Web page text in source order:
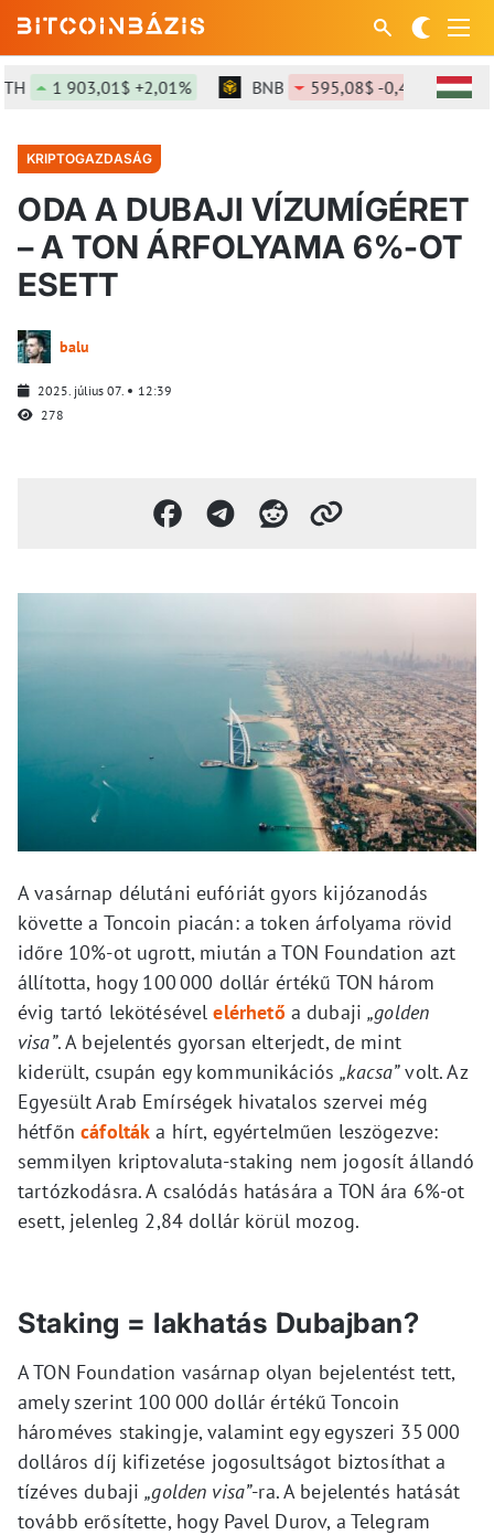
1 903,01$ +2,01% BNB 595,08$ -0,49%
KRIPTOGAZDASÁG
ODA A DUBAJI VÍZUMÍGÉRET
– A TON ÁRFOLYAMA 6%-OT
ESETT
balu
2025. július 07.
12:39
278
A vasárnap délutáni eufóriát gyors kijózanodás
követte a Toncoin piacán: a token árfolyama rövid
időre 10%-ot ugrott, miután a TON Foundation azt
állította, hogy 100 000 dollár értékű TON három
évig tartó lekötésévelelérhető a dubaji„golden
visa”. A bejelentés gyorsan elterjedt, de mint
kiderült, csupán egy kommunikációs„kacsa”volt. Az
Egyesült Arab Emírségek hivatalos szervei még
hétfőncáfolták a hírt, egyértelműen leszögezve:
semmilyen kriptovaluta-staking nem jogosít állandó
tartózkodásra. A csalódás hatására a TON ára 6%-ot
esett, jelenleg 2,84 dollár körül mozog.
Staking = lakhatás Dubajban?
A TON Foundation vasárnap olyan bejelentést tett,
amely szerint 100 000 dollár értékű Toncoin
hároméves stakingje, valamint egy egyszeri 35 000
dolláros díj kifizetése jogosultságot biztosíthat a
tízéves dubaji„golden visa”-ra. A bejelentés hatását
tovább erősítette, hogy Pavel Durov, a Telegram